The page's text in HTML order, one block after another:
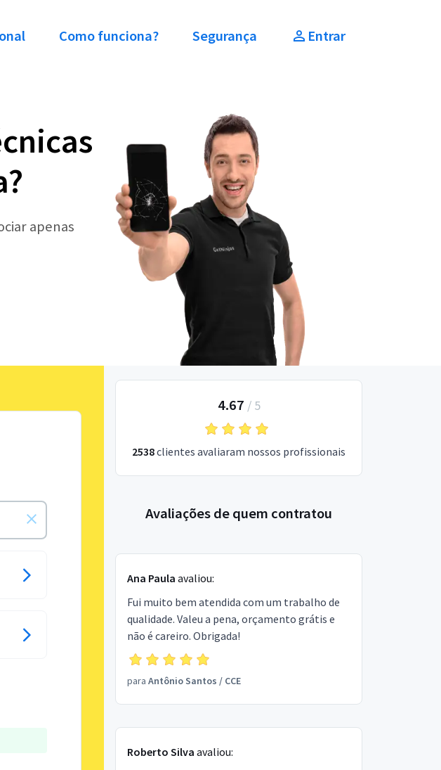
Como funciona? Segurança Entrar
apenas
4.67 / 5
2538clientes avaliaram nossos profissionais
Avaliações de quem contratou
Ana Paula avaliou:
Fui muito bem atendida com um trabalho de
qualidade. Valeu a pena, orçamento grátis e
não é careiro. Obrigada!
para Antônio Santos / CCE
Roberto Silva avaliou: